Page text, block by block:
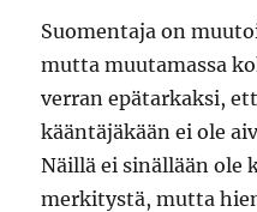
Suomentaja on
mutta muutamassa
verran epätarkaksi,
kääntäjäkään ei ole
Näillä ei sinällään ole
merkitystä, mutta